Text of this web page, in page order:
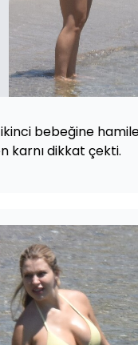
bebeğine
karnı dikkat çekti.